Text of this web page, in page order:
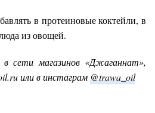
в протеиновые коктейли, в
из овощей.
сети магазинов «Джаганнат»,
или в инстаграм @trawa_oil